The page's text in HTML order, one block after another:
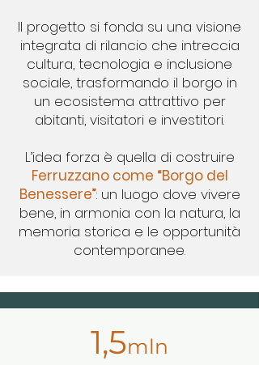
Il progetto si fonda su una visione
integrata di rilancio che intreccia
cultura, tecnologia e inclusione
sociale, trasformando il borgo in
un ecosistema attrattivo per
abitanti, visitatori e investitori.
L’idea forza è quella di costruire
Ferruzzano come “Borgo del
Benessere”: un luogo dove vivere
bene, in armonia con la natura, la
memoria storica e le opportunità
contemporanee.
1,5mln